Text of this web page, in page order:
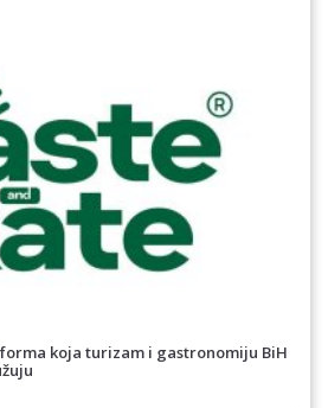
koja turizam i gastronomiju BiH